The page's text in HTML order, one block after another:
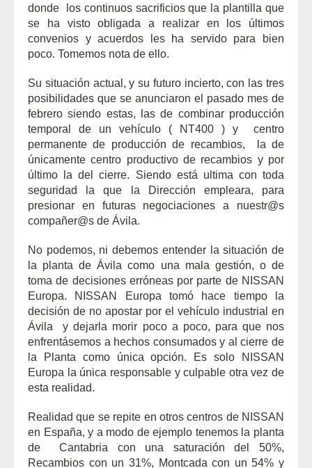
donde los continuos sacrificios que la plantilla que
se ha visto obligada a realizar en los últimos
convenios y acuerdos les ha servido para bien
poco. Tomemos nota de ello.
Su situación actual, y su futuro incierto, con las tres
posibilidades que se anunciaron el pasado mes de
febrero siendo estas, las de combinar producción
temporal de un vehículo ( NT400 ) y centro
permanente de producción de recambios, la de
únicamente centro productivo de recambios y por
último la del cierre. Siendo está ultima con toda
seguridad la que la Dirección empleara, para
presionar en futuras negociaciones a nuestr@s
compañer@s de Ávila.
No podemos, ni debemos entender la situación de
la planta de Ávila como una mala gestión, o de
toma de decisiones erróneas por parte de NISSAN
Europa. NISSAN Europa tomó hace tiempo la
decisión de no apostar por el vehículo industrial en
Ávila y dejarla morir poco a poco, para que nos
enfrentásemos a hechos consumados y al cierre de
la Planta como única opción. Es solo NISSAN
Europa la única responsable y culpable otra vez de
esta realidad.
Realidad que se repite en otros centros de NISSAN
en España, y a modo de ejemplo tenemos la planta
de Cantabria con una saturación del 50%,
Recambios con un 31%, Montcada con un 54% y